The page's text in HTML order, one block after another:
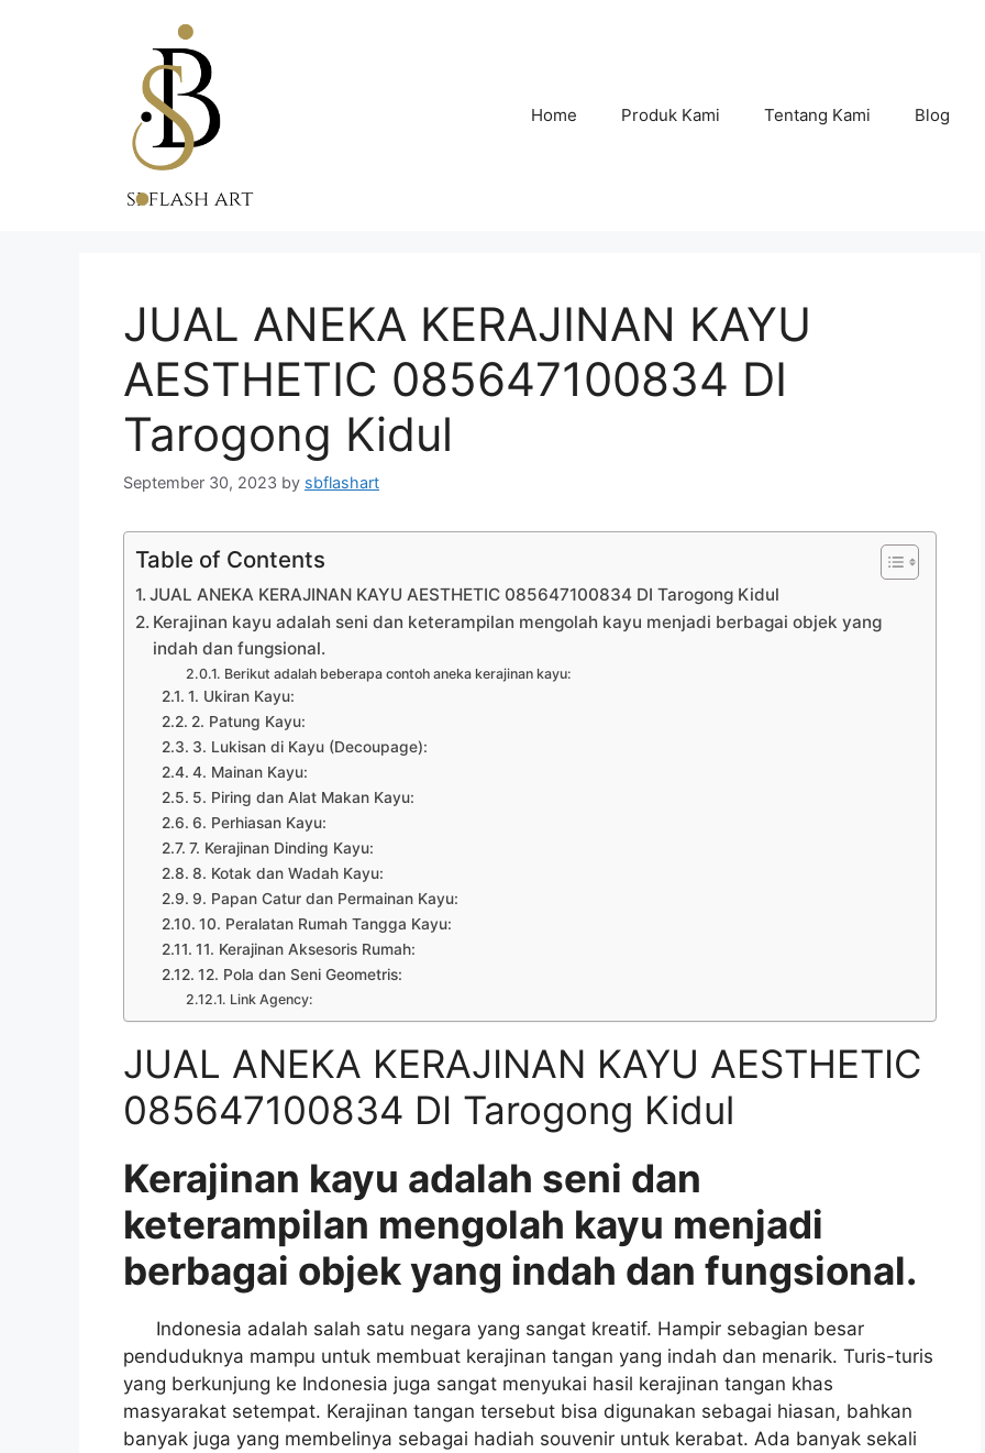
Home Produk Kami Tentang Kami Blog
JUAL ANEKA KERAJINAN KAYU
AESTHETIC 085647100834 DI
Tarogong Kidul
September 30, 2023 by sbflashart
Table of Contents
JUAL ANEKA KERAJINAN KAYU AESTHETIC 085647100834 DI Tarogong Kidul
Kerajinan kayu adalah seni dan keterampilan mengolah kayu menjadi berbagai objek yang
indah dan fungsional.
Berikut adalah beberapa contoh aneka kerajinan kayu:
1. Ukiran Kayu:
2. Patung Kayu:
3. Lukisan di Kayu (Decoupage):
4. Mainan Kayu:
5. Piring dan Alat Makan Kayu:
6. Perhiasan Kayu:
7. Kerajinan Dinding Kayu:
8. Kotak dan Wadah Kayu:
9. Papan Catur dan Permainan Kayu:
10. Peralatan Rumah Tangga Kayu:
11. Kerajinan Aksesoris Rumah:
12. Pola dan Seni Geometris:
Link Agency:
JUAL ANEKA KERAJINAN KAYU AESTHETIC
085647100834 DI Tarogong Kidul
Kerajinan kayu adalah seni dan
keterampilan mengolah kayu menjadi
berbagai objek yang indah dan fungsional.
Indonesia adalah salah satu negara yang sangat kreatif. Hampir sebagian besar
penduduknya mampu untuk membuat kerajinan tangan yang indah dan menarik. Turis-turis
yang berkunjung ke Indonesia juga sangat menyukai hasil kerajinan tangan khas
masyarakat setempat. Kerajinan tangan tersebut bisa digunakan sebagai hiasan, bahkan
banyak juga yang membelinya sebagai hadiah souvenir untuk kerabat. Ada banyak sekali